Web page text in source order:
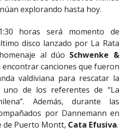
explorando hasta hoy.
horas será momento de
disco lanzado por La Rata
al dúo Schwenke &
encontrar canciones que fueron
valdiviana para rescatar la
uno de los referentes de “La
Además, durante las
por Dannemann en
de Puerto Montt, Cata Efusiva.